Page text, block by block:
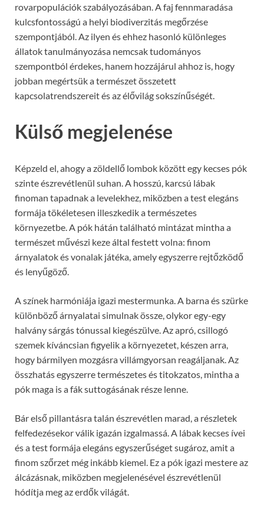
rovarpopulációk szabályozásában. A faj fennmaradása
kulcsfontosságú a helyi biodiverzitás megőrzése
szempontjából. Az ilyen és ehhez hasonló különleges
állatok tanulmányozása nemcsak tudományos
szempontból érdekes, hanem hozzájárul ahhoz is, hogy
jobban megértsük a természet összetett
kapcsolatrendszereit és az élővilág sokszínűségét.
Külső megjelenése
Képzeld el, ahogy a zöldellő lombok között egy kecses pók
szinte észrevétlenül suhan. A hosszú, karcsú lábak
finoman tapadnak a levelekhez, miközben a test elegáns
formája tökéletesen illeszkedik a természetes
környezetbe. A pók hátán található mintázat mintha a
természet művészi keze által festett volna: finom
árnyalatok és vonalak játéka, amely egyszerre rejtőzködő
és lenyűgöző.
A színek harmóniája igazi mestermunka. A barna és szürke
különböző árnyalatai simulnak össze, olykor egy-egy
halvány sárgás tónussal kiegészülve. Az apró, csillogó
szemek kíváncsian figyelik a környezetet, készen arra,
hogy bármilyen mozgásra villámgyorsan reagáljanak. Az
összhatás egyszerre természetes és titokzatos, mintha a
pók maga is a fák suttogásának része lenne.
Bár első pillantásra talán észrevétlen marad, a részletek
felfedezésekor válik igazán izgalmassá. A lábak kecses ívei
és a test formája elegáns egyszerűséget sugároz, amit a
finom szőrzet még inkább kiemel. Ez a pók igazi mestere az
álcázásnak, miközben megjelenésével észrevétlenül
hódítja meg az erdők világát.